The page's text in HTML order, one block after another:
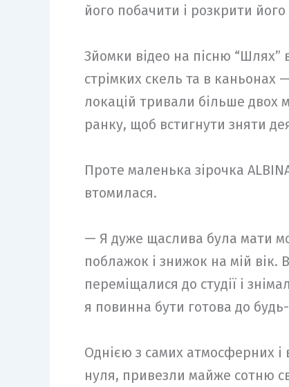
його побачити і розкрити
Зйомки відео на пісню “Шлях”
стрімких скель та в каньонах
локацій тривали більше двох
ранку, щоб встигнути зняти
Проте маленька зірочка
втомилася.
— Я дуже щаслива була мати
поблажок і знижок на мій
переміщалися до студії і
я повинна бути готова до
Однією з самих атмосферних і
нуля, привезли майже сотню